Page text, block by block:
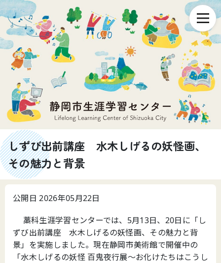
しずび出前講座 水木しげるの妖怪画、
その魅力と背景
公開日 2026年05月22日
藁科生涯学習センターでは、5月13日、20日に「し
ずび出前講座 水木しげるの妖怪画、その魅力と背
景」を実施しました。現在静岡市美術館で開催中の
「水木しげるの妖怪 百鬼夜行展～お化けたちはこうし